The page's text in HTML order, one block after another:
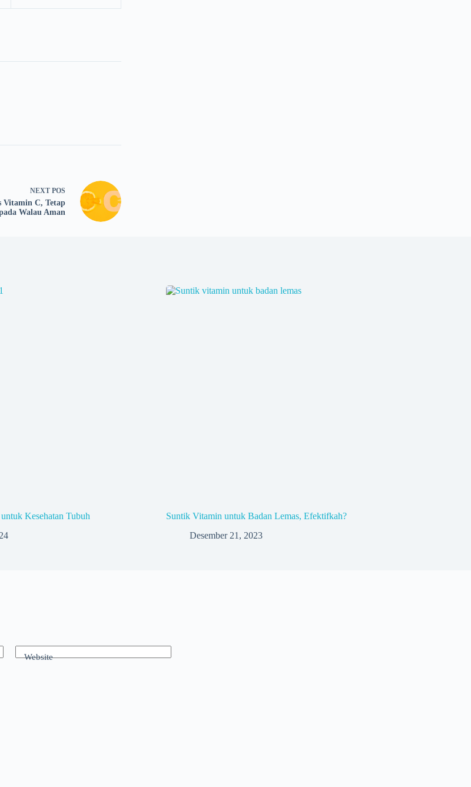
NEXT POS
Vitamin C, Tetap
Walau Aman
Kesehatan Tubuh
Suntik Vitamin untuk Badan Lemas, Efektifkah?
Desember 21, 2023
Website